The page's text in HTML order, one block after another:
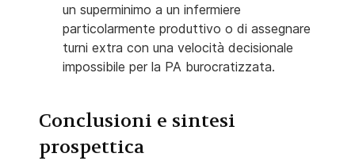
un superminimo a un infermiere
particolarmente produttivo o di assegnare
turni extra con una velocità decisionale
impossibile per la PA burocratizzata.
Conclusioni e sintesi
prospettica